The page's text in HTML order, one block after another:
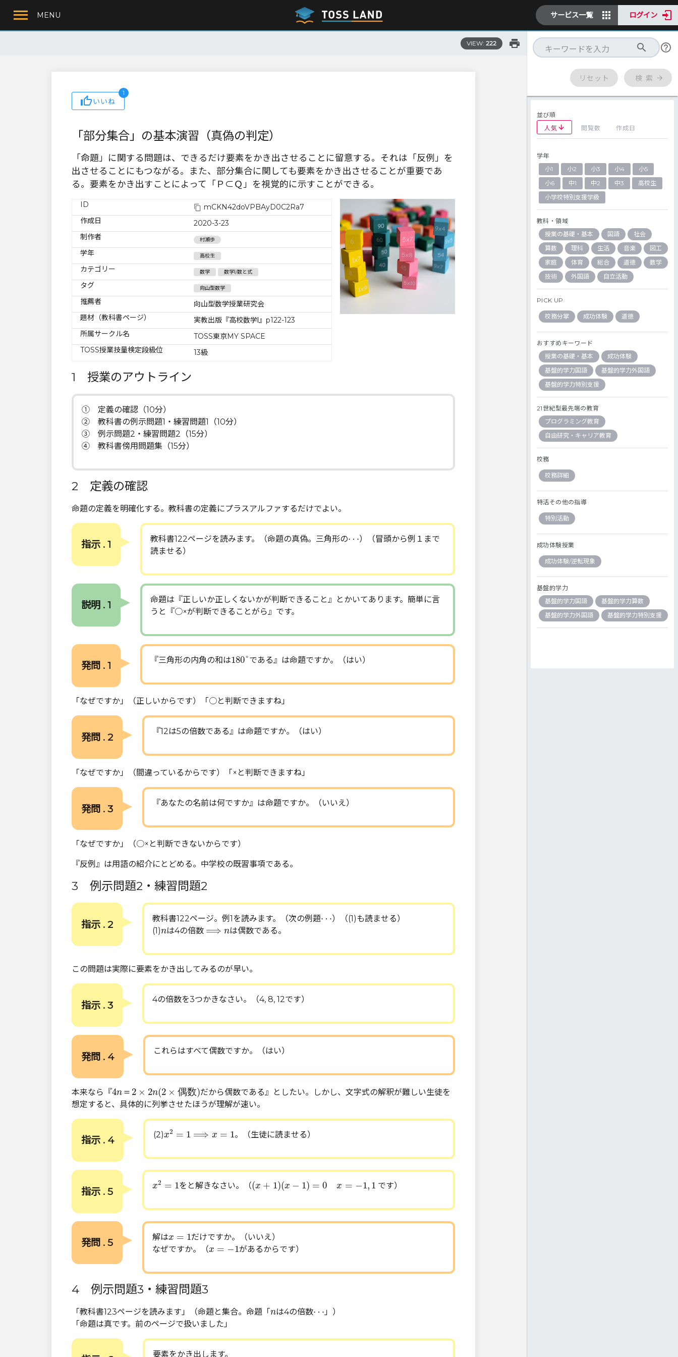
MENU サービス一覧 ログイン
VIEW: 222
いいね
1
「部分集合」の基本演習（真偽の判定）
「命題」に関する問題は、できるだけ要素をかき出させることに留意する。それは「反例」を
出させることにもつながる。また、部分集合に関しても要素をかき出させることが重要であ
る。要素をかき出すことによって「Ｐ⊂Ｑ」を視覚的に示すことができる。
ID
mCKN42doVPBAyD0C2Ra7
作成日
2020-3-23
制作者
村瀬歩
学年 高校生
カテゴリー 数学 数学Ⅰ/数と式
タグ 向山型数学
推薦者
向山型数学授業研究会
題材（教科書ページ）
実教出版『高校数学Ⅰ』p122-123
所属サークル名
TOSS東京MY SPACE
TOSS授業技量検定段級位
13級
1 授業のアウトライン
① 定義の確認（10分）
② 教科書の例示問題1・練習問題1（10分）
③ 例示問題2・練習問題2（15分）
④ 教科書傍用問題集（15分）
2 定義の確認
命題の定義を明確化する。教科書の定義にプラスアルファするだけでよい。
指示 . 1 教科書122ページを読みます。（命題の真偽。三角形の⋯
⋯ ）（冒頭から例１まで
読ませる）
説明 . 1
命題は『正しいか正しくないかが判断できること』とかいてあります。簡単に言
うと『○×が判断できることがら』です。
発問 . 1 『三角形の内角の和は180°
180°である』は命題ですか。（はい）
「なぜですか」（正しいからです）「○と判断できますね」
発問 . 2 『12は5の倍数である』は命題ですか。（はい）
「なぜですか」（間違っているからです）「×と判断できますね」
発問 . 3 『あなたの名前は何ですか』は命題ですか。（いいえ）
「なぜですか」（○×と判断できないからです）
『反例』は用語の紹介にとどめる。中学校の既習事項である。
3 例示問題2・練習問題2
指示 . 2 教科書122ページ。例1を読みます。（次の例題⋯
⋯ ）（(1)も読ませる）
(1)n
nは4の倍数 ⟹ n
⟹n は偶数である。
この問題は実際に要素をかき出してみるのが早い。
指示 . 3 4の倍数を3つかきなさい。（4, 8, 12です）
発問 . 4 これらはすべて偶数ですか。（はい）
本来なら『4n ＝ 2 × 2n(2 × 偶数)
4 ＝2 2n (2 偶数)
だから偶数である』としたい。しかし、文字式の解釈が難しい生徒を
想定すると、具体的に列挙させたほうが理解が速い。
指示 . 4 (2)x2 = 1 ⟹ x = 1
2 ⟹ 。（生徒に読ませる）
指示 . 5 x2 = 1
2 をと解きなさい。（(x + 1)(x − 1) = 0 x = −1, 1
( 1 (x− 0x= ,1 です）
発問 . 5 解はx = 1
x=
だけですか。（いいえ）
なぜですか。（x = −1
x= があるからです）
4 例示問題3・練習問題3
「教科書123ページを読みます」（命題と集合。命題「n
nは4の倍数⋯
⋯ 」）
「命題は真です。前のページで扱いました」
要素をかき出します。
リセット 検 索
並び順
人気
閲覧数 作成日
学年
小1
小2 小3 小4
小5
小6
中1 中2 中3
高校生
小学校特別支援学級
教科・領域
授業の基礎・基本
国語
社会
算数
理科 生活 音楽
図工
家庭
体育 総合 道徳
数学
技術
外国語 自立活動
PICK UP
校務分掌 成功体験 道徳
おすすめキーワード
授業の基礎・基本
成功体験
基盤的学力国語
基盤的学力外国語
基盤的学力特別支援
21世紀型最先端の教育
プログラミング教育
自由研究・キャリア教育
校務
校務詳細
特活その他の指導
特別活動
成功体験授業
成功体験/逆転現象
基盤的学力
基盤的学力国語
基盤的学力算数
基盤的学力外国語
基盤的学力特別支援